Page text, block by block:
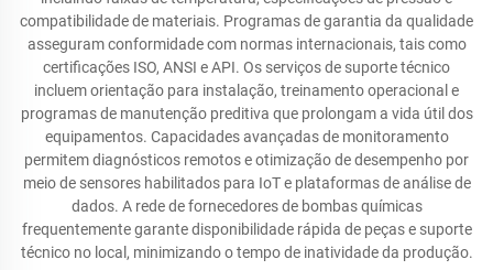
compatibilidade de materiais. Programas de garantia da qualidade
asseguram conformidade com normas internacionais, tais como
certificações ISO, ANSI e API. Os serviços de suporte técnico
incluem orientação para instalação, treinamento operacional e
programas de manutenção preditiva que prolongam a vida útil dos
equipamentos. Capacidades avançadas de monitoramento
permitem diagnósticos remotos e otimização de desempenho por
meio de sensores habilitados para IoT e plataformas de análise de
dados. A rede de fornecedores de bombas químicas
frequentemente garante disponibilidade rápida de peças e suporte
técnico no local, minimizando o tempo de inatividade da produção.